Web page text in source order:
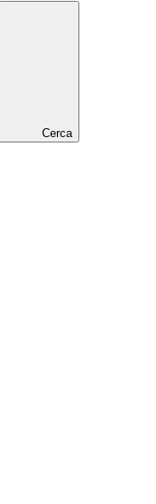
Cerca